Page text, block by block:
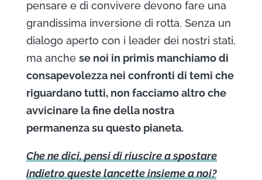
pensare e di convivere devono fare una
grandissima inversione di rotta. Senza un
dialogo aperto con i leader dei nostri stati,
ma anche se noi in primis manchiamo di
consapevolezza nei confronti di temi che
riguardano tutti, non facciamo altro che
avvicinare la fine della nostra
permanenza su questo pianeta.
Che ne dici, pensi di riuscire a spostare
indietro queste lancette insieme a noi?